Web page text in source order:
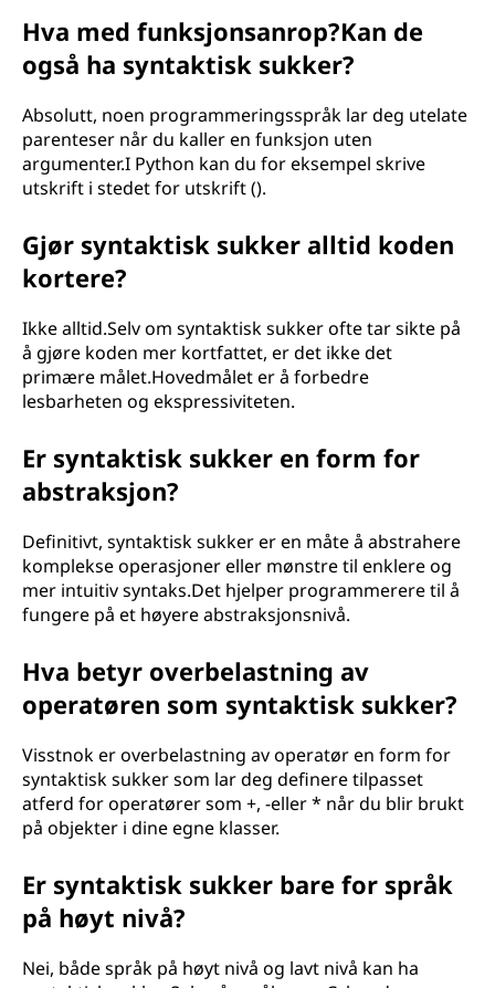
Hva med funksjonsanrop?Kan de
også ha syntaktisk sukker?
Absolutt, noen programmeringsspråk lar deg utelate
parenteser når du kaller en funksjon uten
argumenter.I Python kan du for eksempel skrive
utskrift i stedet for utskrift ().
Gjør syntaktisk sukker alltid koden
kortere?
Ikke alltid.Selv om syntaktisk sukker ofte tar sikte på
å gjøre koden mer kortfattet, er det ikke det
primære målet.Hovedmålet er å forbedre
lesbarheten og ekspressiviteten.
Er syntaktisk sukker en form for
abstraksjon?
Definitivt, syntaktisk sukker er en måte å abstrahere
komplekse operasjoner eller mønstre til enklere og
mer intuitiv syntaks.Det hjelper programmerere til å
fungere på et høyere abstraksjonsnivå.
Hva betyr overbelastning av
operatøren som syntaktisk sukker?
Visstnok er overbelastning av operatør en form for
syntaktisk sukker som lar deg definere tilpasset
atferd for operatører som +, -eller * når du blir brukt
på objekter i dine egne klasser.
Er syntaktisk sukker bare for språk
på høyt nivå?
Nei, både språk på høyt nivå og lavt nivå kan ha